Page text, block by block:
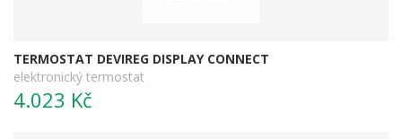
TERMOSTAT DEVIREG DISPLAY CONNECT
elektronický termostat
4.023 Kč